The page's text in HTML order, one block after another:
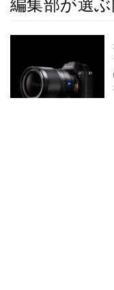
編集部が選